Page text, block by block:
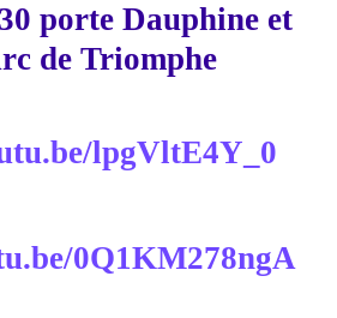
porte Dauphine et
de Triomphe
lpgVltE4Y_0
0Q1KM278ngA